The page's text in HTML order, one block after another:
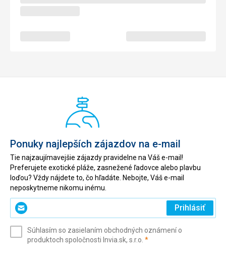
Ponuky najlepších zájazdov na e-mail
Tie najzaujímavejšie zájazdy pravidelne na Váš e-mail!
Preferujete exotické pláže, zasnežené ľadovce alebo plavbu
loďou? Vždy nájdete to, čo hľadáte. Nebojte, Váš e-mail
neposkytneme nikomu inému.
Zadajte
svoj
(povinné)
Prihlásiť
Súhlasím so zasielaním obchodných oznámení o
produktoch spoločnosti Invia.sk, s.r.o. *(povinné)